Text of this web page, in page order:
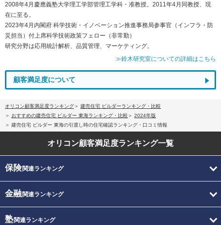
2008年4月慶應義塾大学理工学部管理工学科・准教授。2011年4月同教授、現
在に至る。
2023年4月内閣府 科学技術・イノベーション推進事務局参事官（インフラ・防
災担当）付上席科学技術政策フェロー（非常勤）
研究分野は応用統計解析、品質管理、マーケティング。
≫鈴木研究室についての詳細はこちら
顧客満足度について
オリコン顧客満足度ランキング
建売住宅 ビルダーランキング・比較
おすすめの建売住宅 ビルダー 東海ランキング・比較
2024年版
建売住宅 ビルダー 東海の引渡し時の住宅確認ランキング・口コミ情報
オリコン顧客満足度ランキング一覧
保険関連ランキング
金融関連ランキング
塾関連ランキング